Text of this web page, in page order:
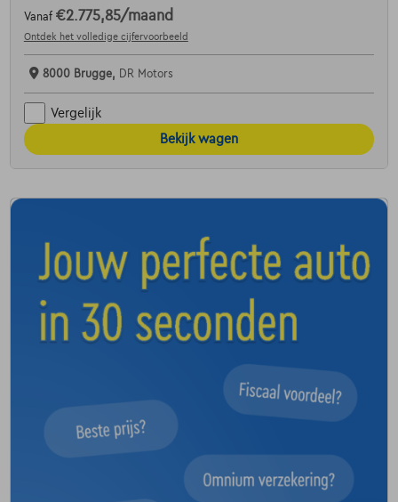
Vanaf €2.775,85/maand
Ontdek het volledige cijfervoorbeeld
8000 Brugge, DR Motors
Vergelijk
Bekijk wagen